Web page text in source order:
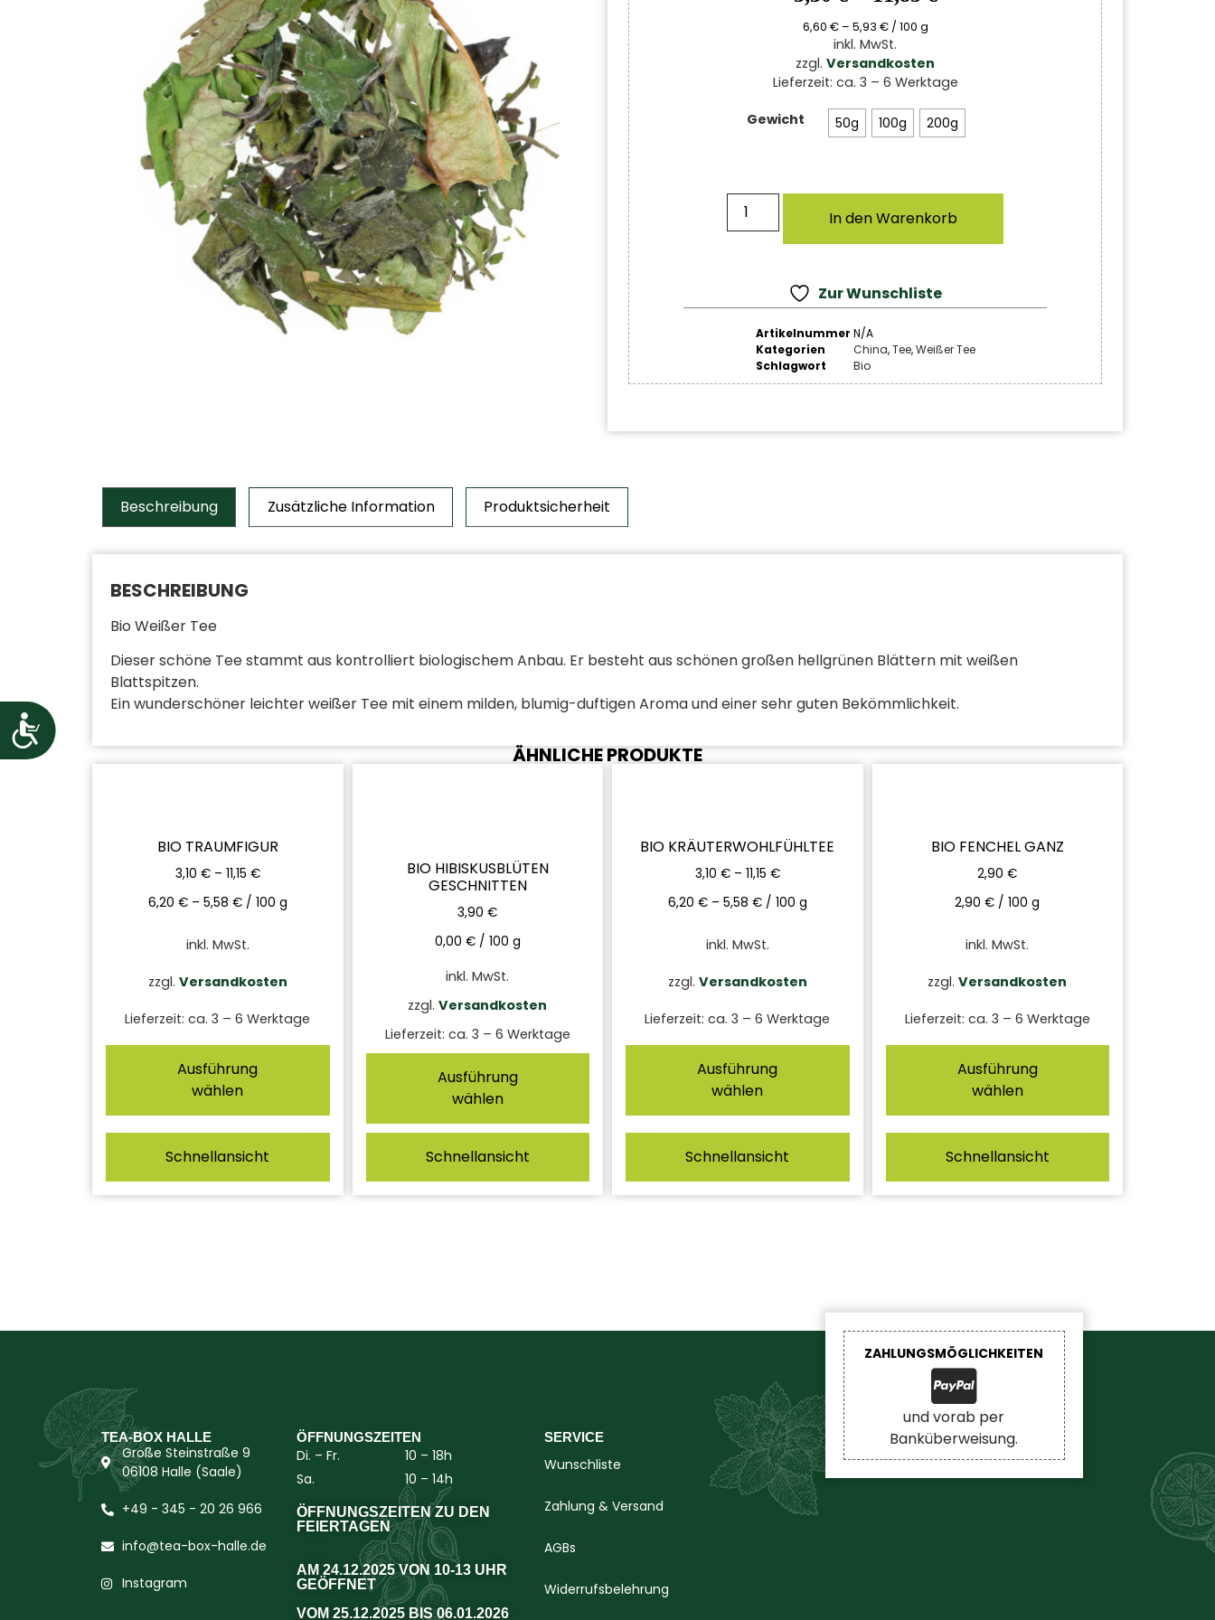
6,60 €– 5,93 €/ 100 g
inkl. MwSt.
zzgl. Versandkosten
Lieferzeit: ca. 3 – 6 Werktage
Gewicht 50g 100g 200g
In den Warenkorb
Zur Wunschliste
Artikelnummer N/A
Kategorien
China,Tee,Weißer Tee
Schlagwort
Bio
Beschreibung Zusätzliche Information Produktsicherheit
BESCHREIBUNG
Bio Weißer Tee
Dieser schöne Tee stammt aus kontrolliert biologischem Anbau. Er besteht aus schönen großen hellgrünen Blättern mit weißen
Blattspitzen.
Ein wunderschöner leichter weißer Tee mit einem milden, blumig-duftigen Aroma und einer sehr guten Bekömmlichkeit.
ÄHNLICHE PRODUKTE
BIO TRAUMFIGUR
3,10 €– 11,15 €
6,20 €– 5,58 €/ 100 g
inkl. MwSt.
zzgl. Versandkosten
Lieferzeit:ca. 3 – 6 Werktage
Ausführung
wählen
Schnellansicht
BIO HIBISKUSBLÜTEN
GESCHNITTEN
3,90€
0,00 €/ 100 g
inkl. MwSt.
zzgl.Versandkosten
Lieferzeit: ca. 3 – 6 Werktage
Ausführung
wählen
Schnellansicht
BIO KRÄUTERWOHLFÜHLTEE
3,10 €– 11,15 €
6,20 €– 5,58 €/ 100 g
inkl. MwSt.
zzgl. Versandkosten
Lieferzeit:ca. 3 – 6 Werktage
Ausführung
wählen
Schnellansicht
BIO FENCHEL GANZ
2,90€
2,90€ /100 g
inkl. MwSt.
zzgl.Versandkosten
Lieferzeit: ca. 3 – 6 Werktage
Ausführung
wählen
Schnellansicht
TEA-BOX HALLE
Große Steinstraße 9
06108 Halle (Saale)
+49 - 345 - 20 26 966
info@tea-box-halle.de
Instagram
ÖFFNUNGSZEITEN
Di. – Fr.
10 – 18h
Sa.
10 – 14h
ÖFFNUNGSZEITEN ZU DEN
FEIERTAGEN
AM 24.12.2025 VON 10-13 UHR
GEÖFFNET
VOM 25.12.2025 BIS 06.01.2026
SERVICE
Wunschliste
Zahlung & Versand
AGBs
Widerrufsbelehrung
ZAHLUNGSMÖGLICHKEITEN
und vorab per
Banküberweisung.